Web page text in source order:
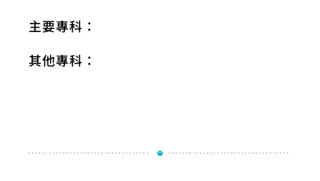
主要專科：
其他專科：